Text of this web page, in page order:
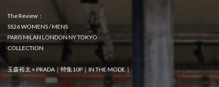
The Review：
SS26 WOMENS / MENS
PARIS MILAN LONDON NY TOKYO
COLLECTION
玉森裕太 × PRADA｜特集10P｜IN THE MODE｜